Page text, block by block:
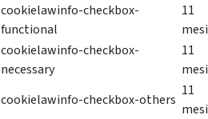
cookielawinfo-checkbox-
functional
11
mesi
cookielawinfo-checkbox-
necessary
11
mesi
cookielawinfo-checkbox-others
11
mesi